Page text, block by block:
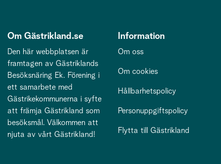
Om Gästrikland.se
Den här webbplatsen är
framtagen av Gästriklands
Besöksnäring Ek. Förening i
ett samarbete med
Gästrikekommunerna i syfte
att främja Gästrikland som
besöksmål. Välkommen att
njuta av vårt Gästrikland!
Information
Om oss
Om cookies
Hållbarhetspolicy
Personuppgiftspolicy
Flytta till Gästrikland